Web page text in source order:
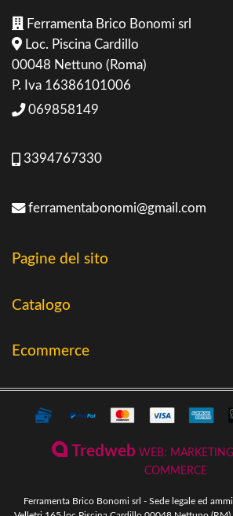
Ferramenta Brico Bonomi srl
Loc. Piscina Cardillo
00048 Nettuno (Roma)
P. Iva 16386101006
069858149
3394767330
ferramentabonomi@gmail.com
Pagine del sito
Home
Offerte
Storia
Catalogo
Riscaldamento a Biomassa
Ferramenta & Fai Da Te
Giardinaggio
Piscine & Divertimento
Arredo Giardino & Mare
Ecommerce
Termini e Privacy
Condizioni Generali di Vendita
Pagamenti Disponibili
Spedizione e Imballaggio
TredwebWEB:
COMMERCE
Ferramenta Brico Bonomi srl - Sede legale ed